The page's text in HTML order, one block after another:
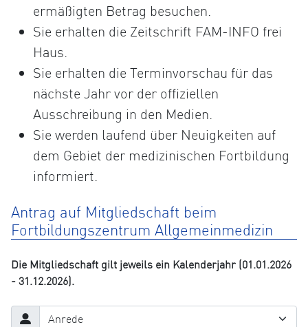
ermäßigten Betrag besuchen.
Sie erhalten die Zeitschrift FAM-INFO frei
Haus.
Sie erhalten die Terminvorschau für das
nächste Jahr vor der offiziellen
Ausschreibung in den Medien.
Sie werden laufend über Neuigkeiten auf
dem Gebiet der medizinischen Fortbildung
informiert.
Antrag auf Mitgliedschaft beim
Fortbildungszentrum Allgemeinmedizin
Die Mitgliedschaft gilt jeweils ein Kalenderjahr (01.01.2026
- 31.12.2026).